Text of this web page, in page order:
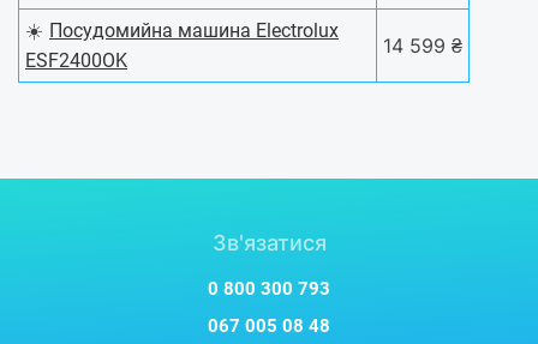
☀️ Посудомийна машина Electrolux
ESF2400OK
14 599 ₴
Зв'язатися
0 800 300 793
067 005 08 48